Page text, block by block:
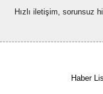
Hızlı iletişim, sorunsuz
Haber